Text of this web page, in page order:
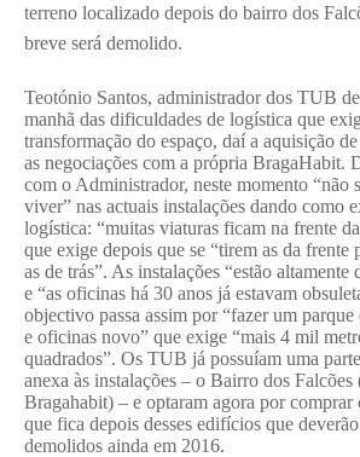
terreno localizado depois do bairro dos
breve será demolido.
Teotónio Santos, administrador dos TUB
manhã das dificuldades de logística que
transformação do espaço, daí a aquisição
as negociações com a própria BragaHabit.
com o Administrador, neste momento “não
viver” nas actuais instalações dando como
logística: “muitas viaturas ficam na frente
que exige depois que se “tirem as da frente
as de trás”. As instalações “estão altamente
e “as oficinas há 30 anos já estavam
objectivo passa assim por “fazer um parque
e oficinas novo” que exige “mais 4 mil
quadrados”. Os TUB já possuíam uma
anexa às instalações – o Bairro dos Falcões
Bragahabit) – e optaram agora por comprar
que fica depois desses edifícios que
demolidos ainda em 2016.